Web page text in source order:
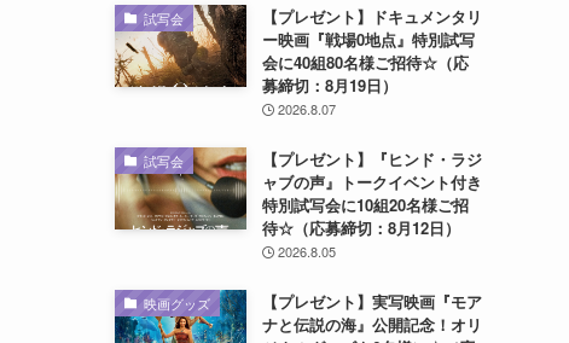
試写会
【プレゼント】ドキュメンタリ
ー映画『戦場0地点』特別試写
会に40組80名様ご招待☆（応
募締切：8月19日）
2026.8.07
試写会
【プレゼント】『ヒンド・ラジ
ャブの声』トークイベント付き
特別試写会に10組20名様ご招
待☆（応募締切：8月12日）
2026.8.05
映画グッズ
【プレゼント】実写映画『モア
ナと伝説の海』公開記念！オリ